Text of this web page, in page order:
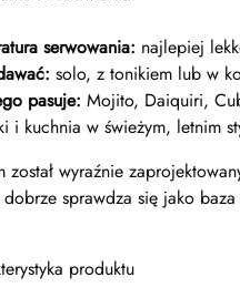
serwowania: najlepiej
solo, z tonikiem lub w
pasuje: Mojito, Daiquiri,
i kuchnia w świeżym, letnim
został wyraźnie
sprawdza się jako
produktu